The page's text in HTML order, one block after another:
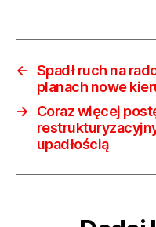
← Spadł ruch na
planach nowe
→
Coraz więcej
upadłością